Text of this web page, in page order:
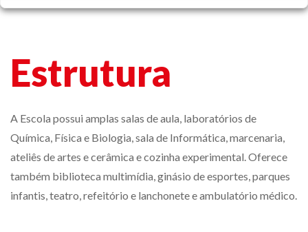
Estrutura
A Escola possui amplas salas de aula, laboratórios de
Química, Física e Biologia, sala de Informática, marcenaria,
ateliês de artes e cerâmica e cozinha experimental. Oferece
também biblioteca multimídia, ginásio de esportes, parques
infantis, teatro, refeitório e lanchonete e ambulatório médico.